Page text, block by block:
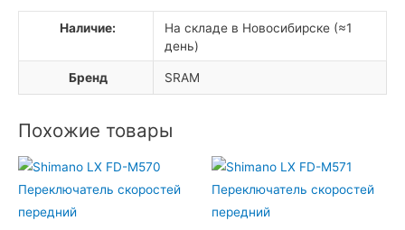
Наличие:
На складе в Новосибирске (≈1
день)
Бренд SRAM
Похожие товары